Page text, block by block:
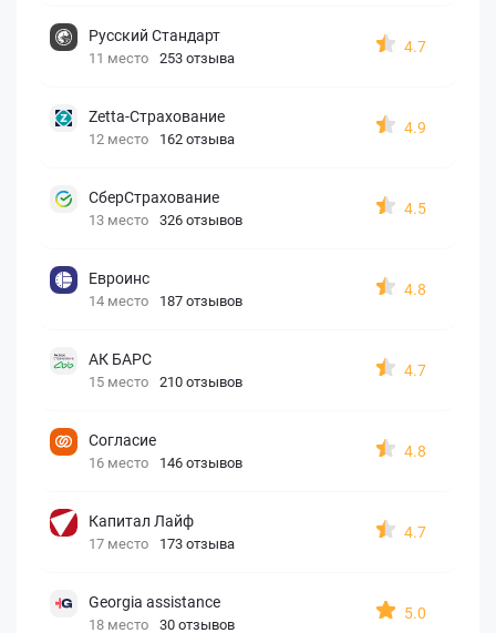
Русский Стандарт
11 место 253 отзыва
4.7
Zetta-Страхование
12 место 162 отзыва
4.9
СберСтрахование
13 место 326 отзывов
4.5
Евроинс
14 место 187 отзывов
4.8
АК БАРС
15 место 210 отзывов
4.7
Согласие
16 место 146 отзывов
4.8
Капитал Лайф
17 место 173 отзыва
4.7
Georgia assistance
18 место 30 отзывов
5.0